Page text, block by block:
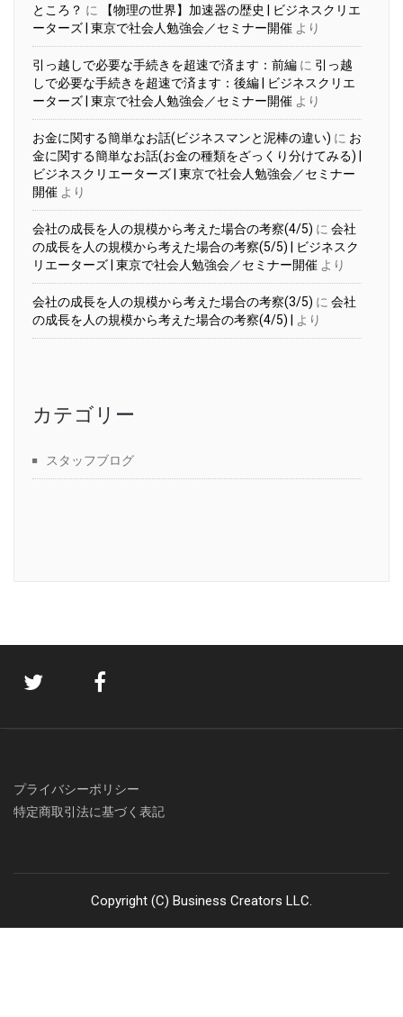
ところ？ に
【物理の世界】加速器の歴史 | ビジネスクリエ
ーターズ | 東京で社会人勉強会／セミナー開催 より
引っ越しで必要な手続きを超速で済ます：前編 に 引っ越
しで必要な手続きを超速で済ます：後編 | ビジネスクリエ
ーターズ | 東京で社会人勉強会／セミナー開催 より
お金に関する簡単なお話(ビジネスマンと泥棒の違い) に お
金に関する簡単なお話(お金の種類をざっくり分けてみる) |
ビジネスクリエーターズ | 東京で社会人勉強会／セミナー
開催 より
会社の成長を人の規模から考えた場合の考察(4/5) に 会社
の成長を人の規模から考えた場合の考察(5/5) | ビジネスク
リエーターズ | 東京で社会人勉強会／セミナー開催 より
会社の成長を人の規模から考えた場合の考察(3/5) に 会社
の成長を人の規模から考えた場合の考察(4/5) | より
カテゴリー
スタッフブログ
プライバシーポリシー
特定商取引法に基づく表記
Copyright (C) Business Creators LLC.